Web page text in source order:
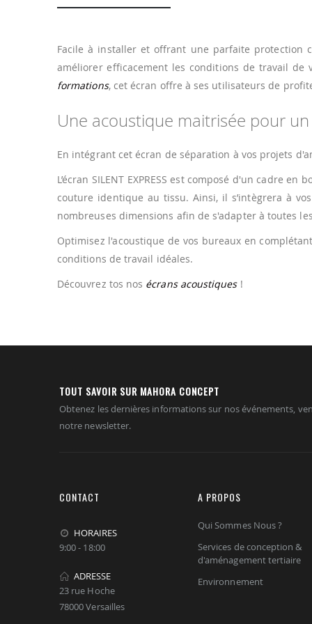
Facile à installer et offrant une parfaite protection
améliorer efficacement les conditions de travail de
formations, cet écran offre à ses utilisateurs de
Une acoustique maitrisée pour
En intégrant cet écran de séparation à vos projets
L’écran SILENT EXPRESS est composé d'un cadre
couture identique au tissu. Ainsi, il s’intègrera à
nombreuses dimensions afin de s'adapter à toutes
Optimisez l'acoustique de vos bureaux en
conditions de travail idéales.
Découvrez tos nos écrans acoustiques!
TOUT SAVOIR SUR MAHORA CONCEPT
Obtenez les dernières informations sur nos événements,
notre newsletter.
CONTACT
HORAIRES
9:00 - 18:00
ADRESSE
23 rue Hoche
78000 Versailles
A PROPOS
Qui Sommes Nous ?
Services de conception &
d'aménagement tertiaire
Environnement